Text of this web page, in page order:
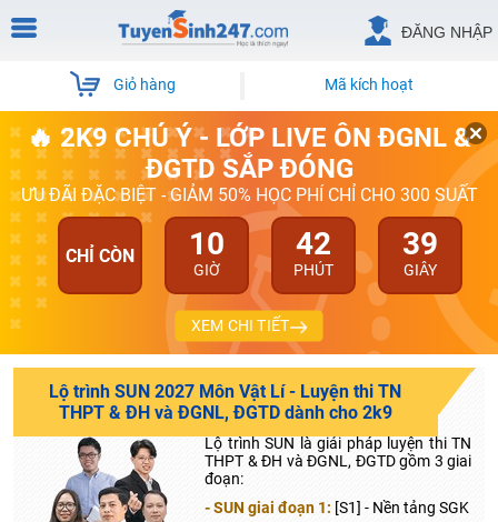
ĐĂNG NHẬP
Giỏ hàng Mã kích hoạt
🔥 2K9 CHÚ Ý - LỚP LIVE ÔN ĐGNL &
ĐGTD SẮP ĐÓNG
ƯU ĐÃI ĐẶC BIỆT - GIẢM 50% HỌC PHÍ CHỈ CHO 300 SUẤT
CHỈ CÒN 10
GIỜ
42
PHÚT
39
GIÂY
XEM CHI TIẾT
Lộ trình SUN 2027 Môn Vật Lí - Luyện thi TN
THPT & ĐH và ĐGNL, ĐGTD dành cho 2k9
Lộ trình SUN là giải pháp luyện thi TN
THPT & ĐH và ĐGNL, ĐGTD gồm 3 giai
đoạn:
- SUN giai đoạn 1: [S1] - Nền tảng SGK